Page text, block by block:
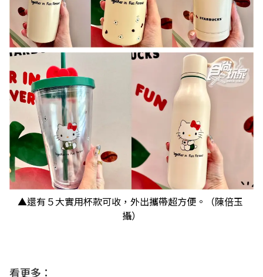
▲還有５大實用杯款可收，外出攜帶超方便。（陳倍玉
攝）
看更多：